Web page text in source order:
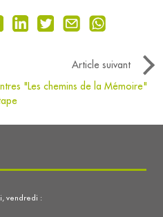
Article suivant
"Les chemins de la Mémoire"
vendredi :